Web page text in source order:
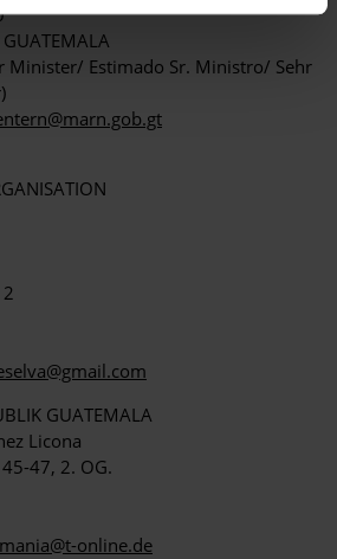
Minister/ Estimado Sr. Ministro/ Sehr
GUATEMALA
Licona
47, 2. OG.
online.de